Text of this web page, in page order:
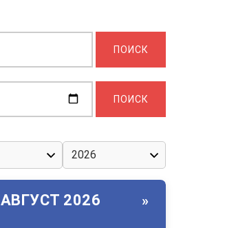
АВГУСТ 2026 »